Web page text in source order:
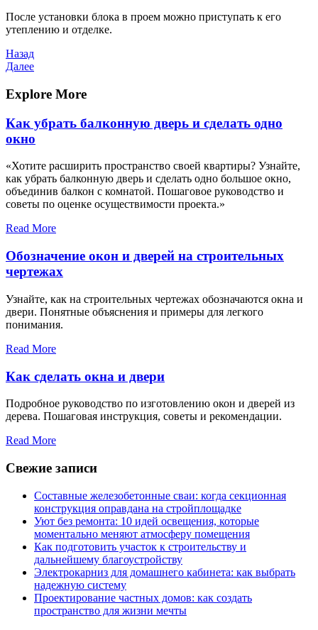
После установки блока в проем можно приступать к его
утеплению и отделке.
Навигация
по
записям
Предыдущая
запись
Назад
Следующая
Далее
Explore More
Как убрать балконную дверь и сделать одно
окно
«Хотите расширить пространство своей квартиры? Узнайте,
как убрать балконную дверь и сделать одно большое окно,
объединив балкон с комнатой. Пошаговое руководство и
советы по оценке осуществимости проекта.»
Read More
Обозначение окон и дверей на строительных
чертежах
Узнайте, как на строительных чертежах обозначаются окна и
двери. Понятные объяснения и примеры для легкого
понимания.
Read More
Как сделать окна и двери
Подробное руководство по изготовлению окон и дверей из
дерева. Пошаговая инструкция, советы и рекомендации.
Read More
Свежие записи
Составные железобетонные сваи: когда секционная
конструкция оправдана на стройплощадке
Уют без ремонта: 10 идей освещения, которые
моментально меняют атмосферу помещения
Как подготовить участок к строительству и
дальнейшему благоустройству
Электрокарниз для домашнего кабинета: как выбрать
надежную систему
Проектирование частных домов: как создать
пространство для жизни мечты